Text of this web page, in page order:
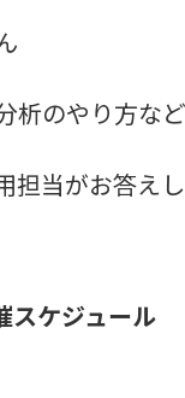
析のやり方など
当がお答えし
ケジュール